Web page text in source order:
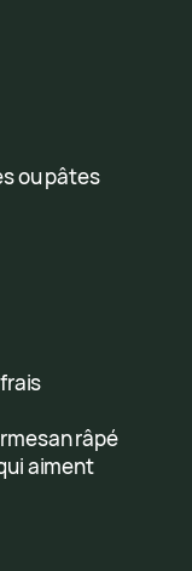
ou pâtes
râpé
aiment